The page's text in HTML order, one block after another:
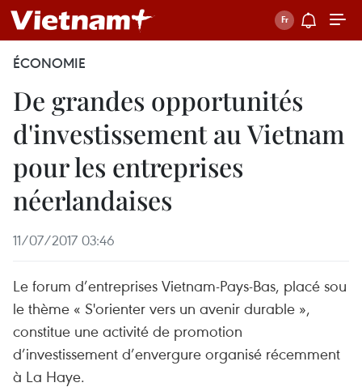
ÉCONOMIE
De grandes opportunités
d'investissement au Vietnam
pour les entreprises
néerlandaises
11/07/2017 03:46
Le forum d’entreprises Vietnam-Pays-Bas, placé sou
le thème « S'orienter vers un avenir durable »,
constitue une activité de promotion
d’investissement d’envergure organisé récemment
à La Haye.